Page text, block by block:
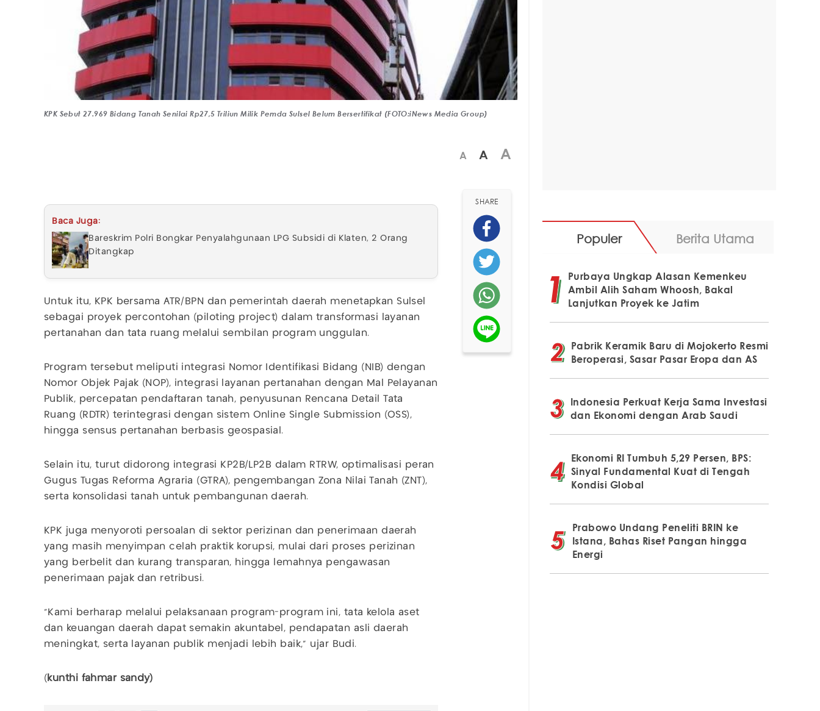
KPK Sebut 27.969 Bidang Tanah Senilai Rp27,5 Triliun Milik Pemda Sulsel Belum Bersertifikat (FOTO:iNews Media Group)
A A A
Baca Juga:
Bareskrim Polri Bongkar Penyalahgunaan LPG Subsidi di Klaten, 2 Orang
Ditangkap
Untuk itu, KPK bersama ATR/BPN dan pemerintah daerah menetapkan Sulsel
sebagai proyek percontohan (piloting project) dalam transformasi layanan
pertanahan dan tata ruang melalui sembilan program unggulan.
Program tersebut meliputi integrasi Nomor Identifikasi Bidang (NIB) dengan
Nomor Objek Pajak (NOP), integrasi layanan pertanahan dengan Mal Pelayanan
Publik, percepatan pendaftaran tanah, penyusunan Rencana Detail Tata
Ruang (RDTR) terintegrasi dengan sistem Online Single Submission (OSS),
hingga sensus pertanahan berbasis geospasial.
Selain itu, turut didorong integrasi KP2B/LP2B dalam RTRW, optimalisasi peran
Gugus Tugas Reforma Agraria (GTRA), pengembangan Zona Nilai Tanah (ZNT),
serta konsolidasi tanah untuk pembangunan daerah.
KPK juga menyoroti persoalan di sektor perizinan dan penerimaan daerah
yang masih menyimpan celah praktik korupsi, mulai dari proses perizinan
yang berbelit dan kurang transparan, hingga lemahnya pengawasan
penerimaan pajak dan retribusi.
“Kami berharap melalui pelaksanaan program-program ini, tata kelola aset
dan keuangan daerah dapat semakin akuntabel, pendapatan asli daerah
meningkat, serta layanan publik menjadi lebih baik,” ujar Budi.
( kunthi fahmar sandy)
SHARE
Populer Berita Utama
Purbaya Ungkap Alasan Kemenkeu
Ambil Alih Saham Whoosh, Bakal
Lanjutkan Proyek ke Jatim
Pabrik Keramik Baru di Mojokerto Resmi
Beroperasi, Sasar Pasar Eropa dan AS
Indonesia Perkuat Kerja Sama Investasi
dan Ekonomi dengan Arab Saudi
Ekonomi RI Tumbuh 5,29 Persen, BPS:
Sinyal Fundamental Kuat di Tengah
Kondisi Global
Prabowo Undang Peneliti BRIN ke
Istana, Bahas Riset Pangan hingga
Energi